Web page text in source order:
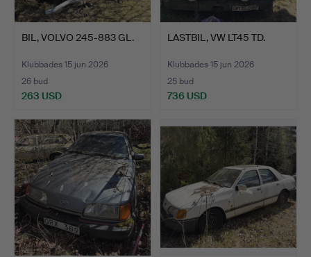
BIL, VOLVO 245-883 GL.
Klubbades 15 jun 2026
26 bud
263 USD
LASTBIL, VW LT45 TD.
Klubbades 15 jun 2026
25 bud
736 USD